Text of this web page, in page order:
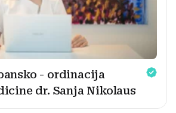
- ordinacija
dr. Sanja Nikolaus